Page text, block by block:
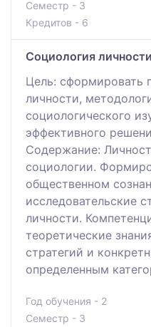
Семестр - 3
Кредитов - 6
Социология личности
Цель: сформировать
личности,
социологического
эффективного
Содержание:
социологии.
общественном
исследовательские
личности.
теоретические
стратегий и
определенным
Год обучения - 2
Семестр - 3